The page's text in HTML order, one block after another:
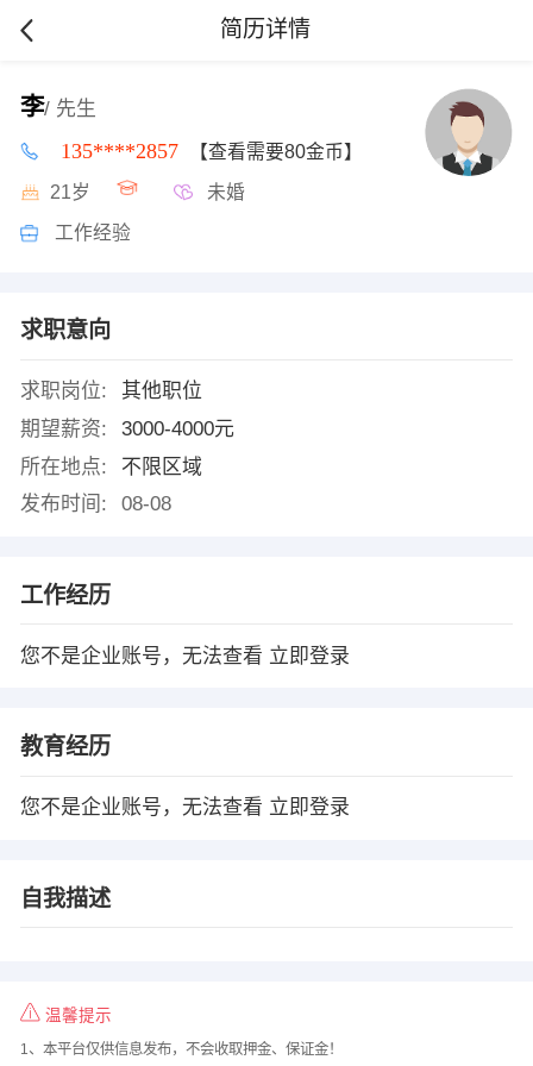
简历详情
李/ 先生
135****2857 【查看需要80金币】
21岁 未婚
工作经验
求职意向
求职岗位:
其他职位
期望薪资:
3000-4000元
所在地点:
不限区域
发布时间:
08-08
工作经历
您不是企业账号，无法查看 立即登录
教育经历
您不是企业账号，无法查看 立即登录
自我描述
温馨提示
1、本平台仅供信息发布，不会收取押金、保证金！